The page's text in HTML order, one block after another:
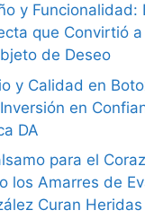
y Funcionalidad:
que Convirtió a
de Deseo
y Calidad en
en
DA
para el
los Amarres de
Curan Heridas